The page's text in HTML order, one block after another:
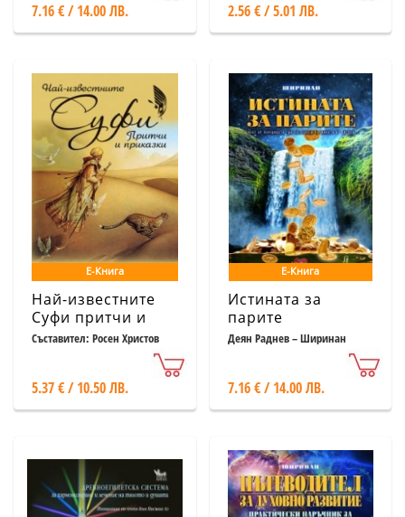
7.16 € / 14.00 ЛВ. 2.56 € / 5.01 ЛВ.
Е-Книга
Най-известните
Суфи притчи и
приказки
Съставител: Росен Христов
5.37 € / 10.50 ЛВ.
Е-Книга
Истината за
парите
Деян Раднев – Ширинан
7.16 € / 14.00 ЛВ.